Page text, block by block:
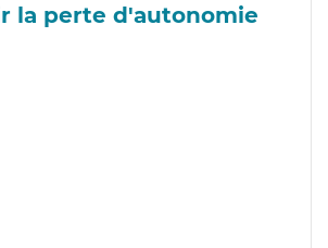
la perte d'autonomie